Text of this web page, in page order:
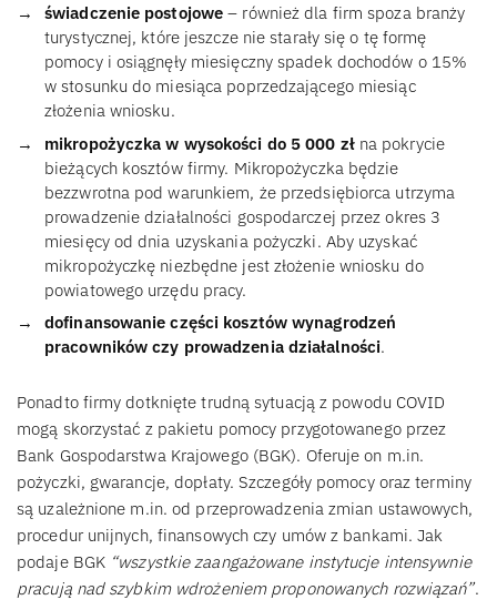
świadczenie postojowe – również dla firm spoza branży
turystycznej, które jeszcze nie starały się o tę formę
pomocy i osiągnęły miesięczny spadek dochodów o 15%
w stosunku do miesiąca poprzedzającego miesiąc
złożenia wniosku.
mikropożyczka w wysokości do 5 000 zł na pokrycie
bieżących kosztów firmy. Mikropożyczka będzie
bezzwrotna pod warunkiem, że przedsiębiorca utrzyma
prowadzenie działalności gospodarczej przez okres 3
miesięcy od dnia uzyskania pożyczki. Aby uzyskać
mikropożyczkę niezbędne jest złożenie wniosku do
powiatowego urzędu pracy.
dofinansowanie części kosztów wynagrodzeń
pracowników czy prowadzenia działalności.
Ponadto firmy dotknięte trudną sytuacją z powodu COVID
mogą skorzystać z pakietu pomocy przygotowanego przez
Bank Gospodarstwa Krajowego (BGK). Oferuje on m.in.
pożyczki, gwarancje, dopłaty. Szczegóły pomocy oraz terminy
są uzależnione m.in. od przeprowadzenia zmian ustawowych,
procedur unijnych, finansowych czy umów z bankami. Jak
podaje BGK “wszystkie zaangażowane instytucje intensywnie
pracują nad szybkim wdrożeniem proponowanych rozwiązań”.